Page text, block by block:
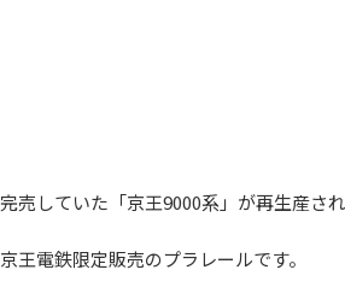
完売していた「京王9000系」が再生産さ
京王電鉄限定販売のプラレールです。